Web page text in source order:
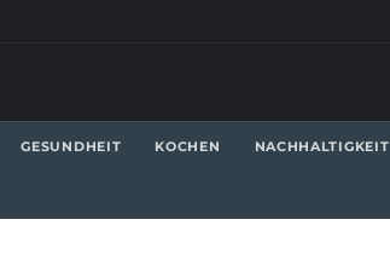
GESUNDHEIT KOCHEN NACHHALTIGKEIT